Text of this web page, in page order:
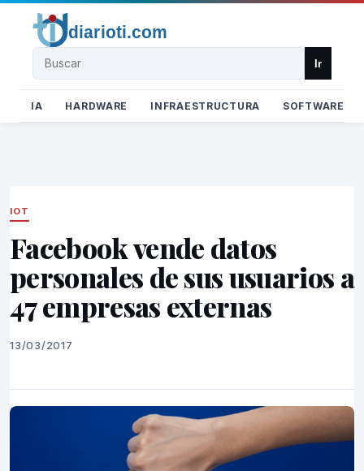
Buscar Ir
IA HARDWARE INFRAESTRUCTURA SOFTWARE
IOT
Facebook vende datos
personales de sus usuarios a
47 empresas externas
13/03/2017